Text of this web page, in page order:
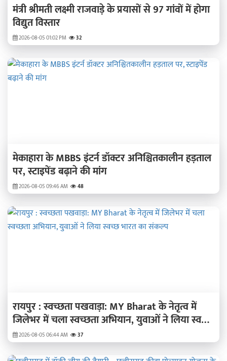
मंत्री श्रीमती लक्ष्मी राजवाड़े के प्रयासों से 97 गांवों में होगा
विद्युत विस्तार
2026-08-05 01:02 PM 32
मेकाहारा के MBBS इंटर्न डॉक्टर अनिश्चितकालीन हड़ताल
पर, स्टाइपेंड बढ़ाने की मांग
2026-08-05 09:46 AM 48
रायपुर : स्वच्छता पखवाड़ा: MY Bharat के नेतृत्व में
जिलेभर में चला स्वच्छता अभियान, युवाओं ने लिया स्वच्छ
भारत का संकल्प
2026-08-05 06:44 AM 37